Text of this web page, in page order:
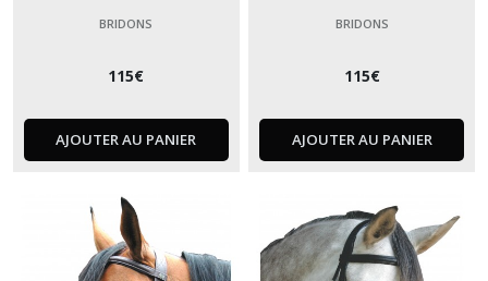
BRIDONS
115€
AJOUTER AU PANIER
BRIDONS
115€
AJOUTER AU PANIER